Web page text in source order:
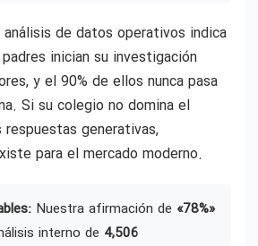
de datos operativos indica
inician su investigación
y el 90% de ellos nunca pasa
Si su colegio no domina el
respuestas generativas,
para el mercado moderno.
Nuestra afirmación de «78%»
interno de 4,506